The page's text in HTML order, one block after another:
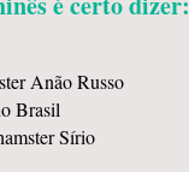
Anão Russo
Brasil
Sírio